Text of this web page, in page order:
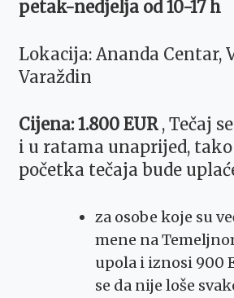
petak-nedjelja od 10-17 h
Lokacija: Ananda Centar,
Varaždin
Cijena: 1.800 EUR, Tečaj
i u ratama unaprijed, tako
početka tečaja bude
za osobe koje su
mene na
upola i iznosi 900
se da nije loše